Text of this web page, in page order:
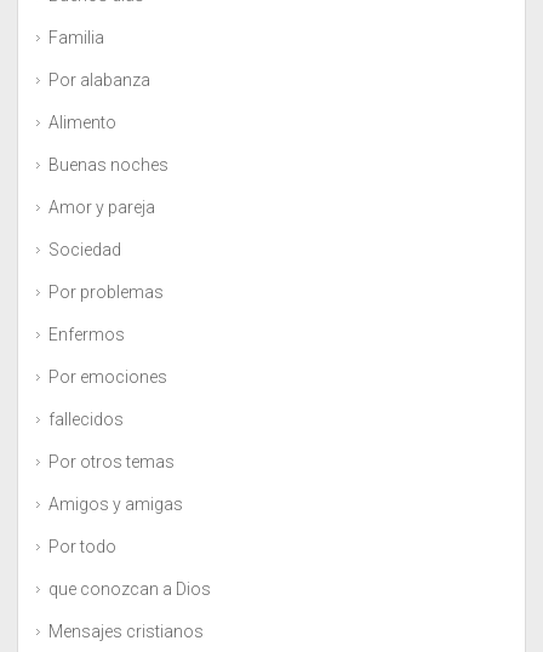
Familia
Por alabanza
Alimento
Buenas noches
Amor y pareja
Sociedad
Por problemas
Enfermos
Por emociones
fallecidos
Por otros temas
Amigos y amigas
Por todo
que conozcan a Dios
Mensajes cristianos